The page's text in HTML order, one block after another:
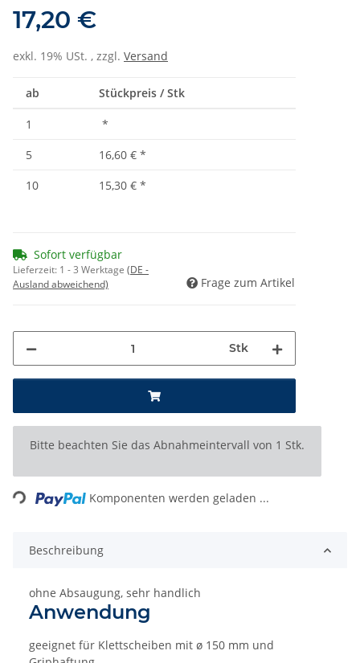
17,20 €
exkl. 19% USt. , zzgl. Versand
ab Stückpreis / Stk
1
*
5
16,60 € *
10
15,30 € *
Sofort verfügbar
Lieferzeit: 1 - 3 Werktage (DE -
Ausland abweichend)
Frage zum Artikel
Stk
x
Bitte beachten Sie das Abnahmeintervall von 1 Stk.
Loading... Komponenten werden geladen ...
Beschreibung
ohne Absaugung, sehr handlich
Anwendung
geeignet für Klettscheiben mit ø 150 mm und